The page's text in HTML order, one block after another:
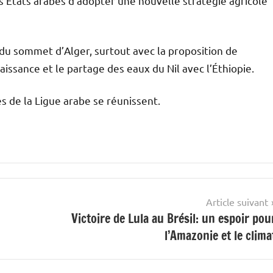
sommet d’Alger, surtout avec la proposition de
et le partage des eaux du Nil avec l’Éthiopie.
de la Ligue arabe se réunissent.
Article suivant
Victoire de Lula au Brésil: un espoir
l’Amazonie et le